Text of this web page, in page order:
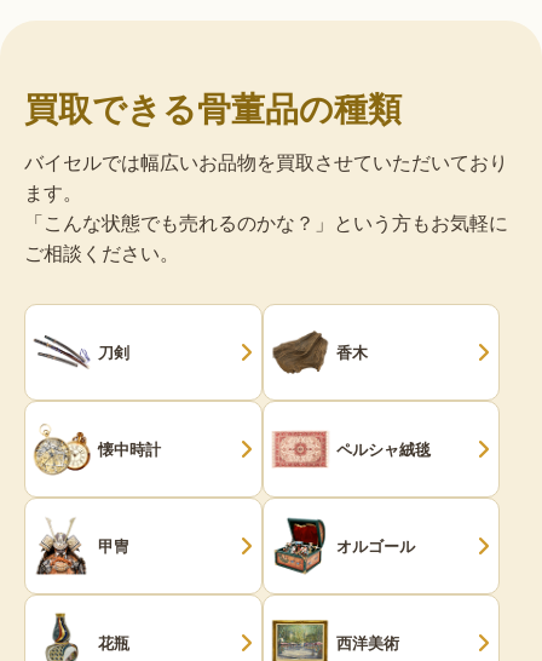
買取できる骨董品の種類
バイセルでは幅広いお品物を買取させていただいており
ます。
「こんな状態でも売れるのかな？」という方もお気軽に
ご相談ください。
刀剣 香木
懐中時計 ペルシャ絨毯
甲冑 オルゴール
花瓶 西洋美術